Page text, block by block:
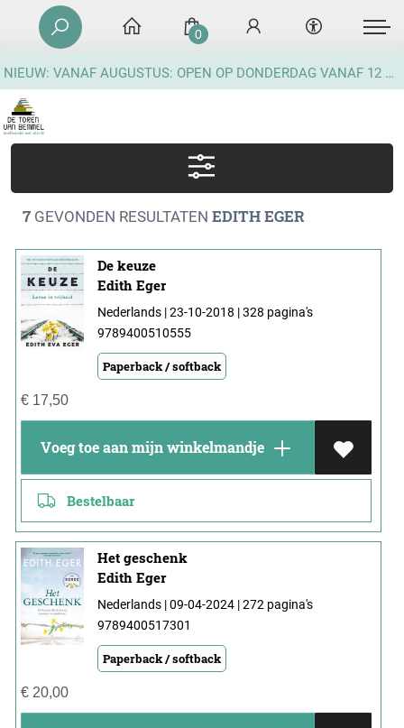
NIEUW: VANAF AUGUSTUS: OPEN OP DONDERDAG VANAF 12 UUR
0
7GEVONDEN RESULTATEN EDITH EGER
De keuze
Edith Eger
Nederlands | 23-10-2018 | 328 pagina's
9789400510555
Paperback / softback
€17,50
Voeg toe aan mijn winkelmandje
Bestelbaar
Het geschenk
Edith Eger
Nederlands | 09-04-2024 | 272 pagina's
9789400517301
Paperback / softback
€20,00